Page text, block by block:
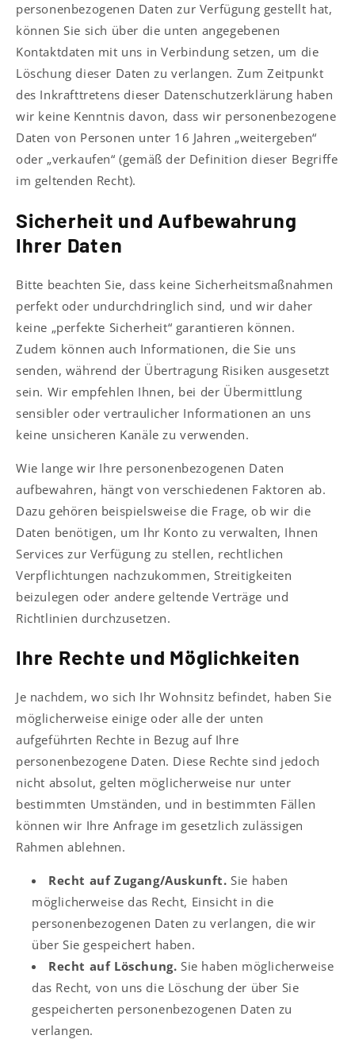
personenbezogenen Daten zur Verfügung gestellt hat,
können Sie sich über die unten angegebenen
Kontaktdaten mit uns in Verbindung setzen, um die
Löschung dieser Daten zu verlangen. Zum Zeitpunkt
des Inkrafttretens dieser Datenschutzerklärung haben
wir keine Kenntnis davon, dass wir personenbezogene
Daten von Personen unter 16 Jahren „weitergeben“
oder „verkaufen“ (gemäß der Definition dieser Begriffe
im geltenden Recht).
Sicherheit und Aufbewahrung
Ihrer Daten
Bitte beachten Sie, dass keine Sicherheitsmaßnahmen
perfekt oder undurchdringlich sind, und wir daher
keine „perfekte Sicherheit“ garantieren können.
Zudem können auch Informationen, die Sie uns
senden, während der Übertragung Risiken ausgesetzt
sein. Wir empfehlen Ihnen, bei der Übermittlung
sensibler oder vertraulicher Informationen an uns
keine unsicheren Kanäle zu verwenden.
Wie lange wir Ihre personenbezogenen Daten
aufbewahren, hängt von verschiedenen Faktoren ab.
Dazu gehören beispielsweise die Frage, ob wir die
Daten benötigen, um Ihr Konto zu verwalten, Ihnen
Services zur Verfügung zu stellen, rechtlichen
Verpflichtungen nachzukommen, Streitigkeiten
beizulegen oder andere geltende Verträge und
Richtlinien durchzusetzen.
Ihre Rechte und Möglichkeiten
Je nachdem, wo sich Ihr Wohnsitz befindet, haben Sie
möglicherweise einige oder alle der unten
aufgeführten Rechte in Bezug auf Ihre
personenbezogene Daten. Diese Rechte sind jedoch
nicht absolut, gelten möglicherweise nur unter
bestimmten Umständen, und in bestimmten Fällen
können wir Ihre Anfrage im gesetzlich zulässigen
Rahmen ablehnen.
Recht auf Zugang/Auskunft. Sie haben
möglicherweise das Recht, Einsicht in die
personenbezogenen Daten zu verlangen, die wir
über Sie gespeichert haben.
Recht auf Löschung. Sie haben möglicherweise
das Recht, von uns die Löschung der über Sie
gespeicherten personenbezogenen Daten zu
verlangen.